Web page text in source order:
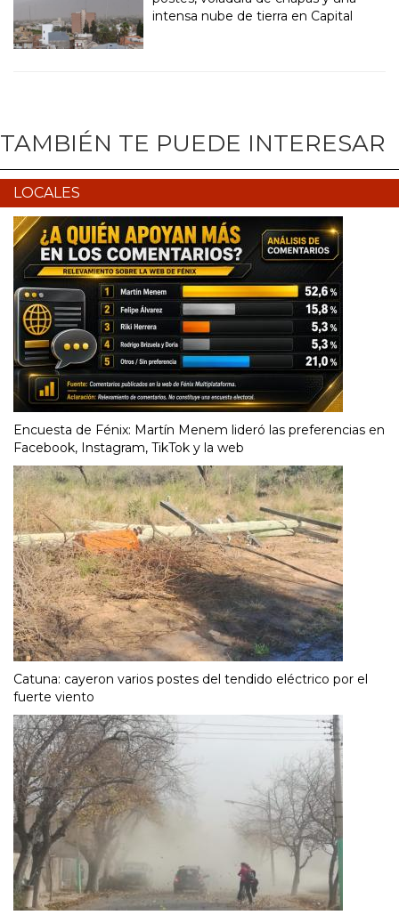
intensa nube de tierra en Capital
TAMBIÉN TE PUEDE INTERESAR
LOCALES
Encuesta de Fénix: Martín Menem lideró las preferencias en
Facebook, Instagram, TikTok y la web
Catuna: cayeron varios postes del tendido eléctrico por el
fuerte viento